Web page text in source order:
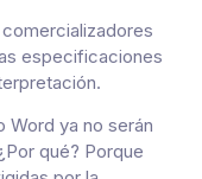
especificaciones
Word ya no serán
qué? Porque